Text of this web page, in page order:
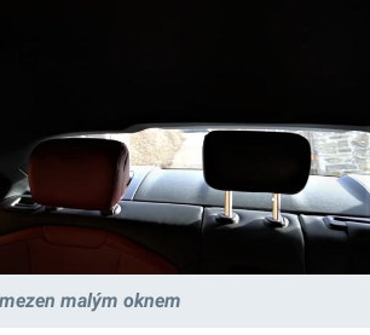
malým oknem